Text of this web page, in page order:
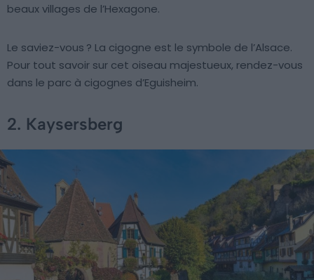
beaux villages de l’Hexagone.
Le saviez-vous ? La cigogne est le symbole de l’Alsace.
Pour tout savoir sur cet oiseau majestueux, rendez-vous
dans le parc à cigognes d’Eguisheim.
2. Kaysersberg